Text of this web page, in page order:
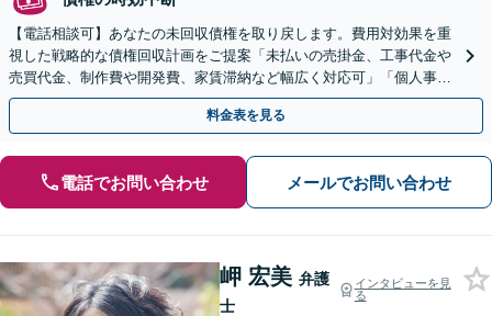
【電話相談可】あなたの未回収債権を取り戻します。費用対効果を重
視した戦略的な債権回収計画をご提案「未払いの売掛金、工事代金や
売買代金、制作費や開発費、家賃滞納など幅広く対応可」「個人事業
主・フリーランスも相談可」【休日・夜間相談可】
料金表を見る
電話でお問い合わせ メールでお問い合わせ
岬 宏美 弁護
士
インタビューを見
る